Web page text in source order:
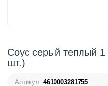
Соус серый теплый 1
шт.)
Артикул: 4610003281755